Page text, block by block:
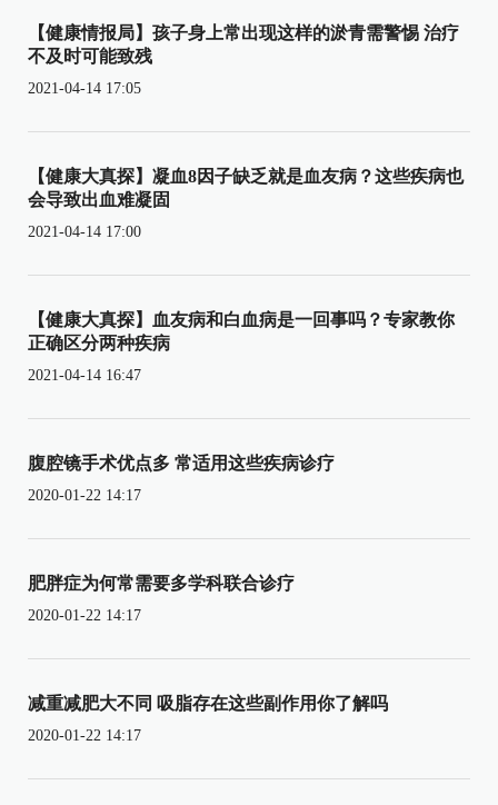
【健康情报局】孩子身上常出现这样的淤青需警惕 治疗
不及时可能致残
2021-04-14 17:05
【健康大真探】凝血8因子缺乏就是血友病？这些疾病也
会导致出血难凝固
2021-04-14 17:00
【健康大真探】血友病和白血病是一回事吗？专家教你
正确区分两种疾病
2021-04-14 16:47
腹腔镜手术优点多 常适用这些疾病诊疗
2020-01-22 14:17
肥胖症为何常需要多学科联合诊疗
2020-01-22 14:17
减重减肥大不同 吸脂存在这些副作用你了解吗
2020-01-22 14:17